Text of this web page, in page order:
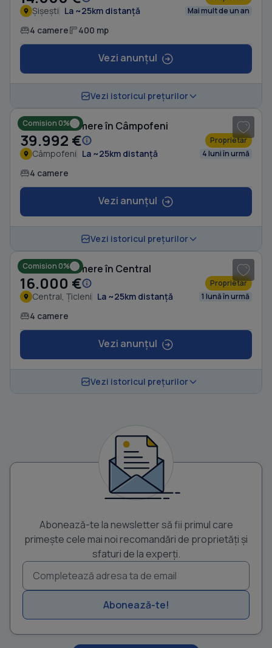
Șișești La ~25km distanță Mai mult de un an
4 camere 400 mp
Vezi anunțul
Vezi istoricul prețurilor
Comision 0%
Casă cu 4 camere în Câmpofeni
39.992 € Proprietar
Câmpofeni La ~25km distanță 4 luni în urmă
4 camere
Vezi anunțul
Vezi istoricul prețurilor
Comision 0%
Casă cu 4 camere în Central
16.000 € Proprietar
Central, Țicleni La ~25km distanță 1 lună în urmă
4 camere
Vezi anunțul
Vezi istoricul prețurilor
Abonează-te la newsletter să fii primul care
primește cele mai noi recomandări de proprietăți și
sfaturi de la experți.
Abonează-te!